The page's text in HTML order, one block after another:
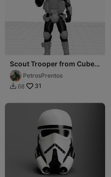
Scout Trooper from Cube
Me PetrosPrentos
 68 31